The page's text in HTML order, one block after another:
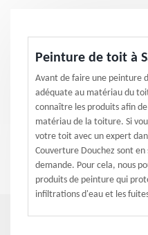
Peinture de toit à
Avant de faire une peinture
adéquate au matériau du
connaître les produits afin
matériau de la toiture. Si
votre toit avec un expert
Couverture Douchez sont
demande. Pour cela, nous
produits de peinture qui
infiltrations d'eau et les